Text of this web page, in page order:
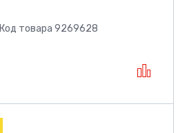
Код товара 9269628